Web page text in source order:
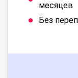
месяцев
Без